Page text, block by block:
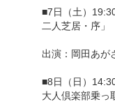
■7日（土）
二人芝居・序」
出演：岡田あが
■8日（日）
大人倶楽部乗っ